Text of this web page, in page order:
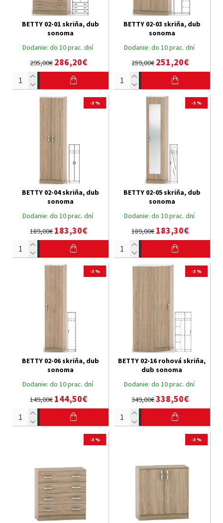
Dodanie: do 10 prac. dní
BETTY 02-01 skriňa, dub
sonoma
295,00€286,20€
Dodanie: do 10 prac. dní
BETTY 02-03 skriňa, dub
sonoma
259,00€251,20€
-3 %
Dodanie: do 10 prac. dní
BETTY 02-04 skriňa, dub
sonoma
189,00€183,30€
-3 %
Dodanie: do 10 prac. dní
BETTY 02-05 skriňa, dub
sonoma
189,00€183,30€
-3 %
Dodanie: do 10 prac. dní
BETTY 02-06 skriňa, dub
sonoma
149,00€144,50€
-3 %
Dodanie: do 10 prac. dní
BETTY 02-16 rohová skriňa,
dub sonoma
349,00€338,50€
-3 % -3 %